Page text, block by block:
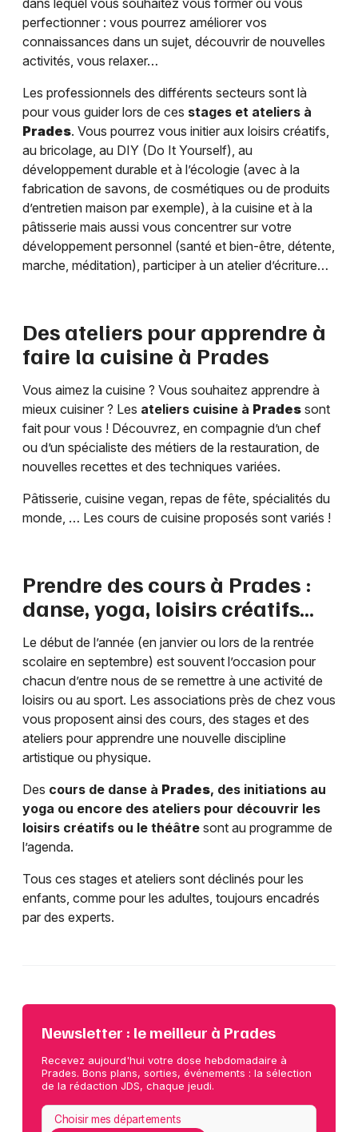
dans lequel vous souhaitez vous former ou vous
perfectionner : vous pourrez améliorer vos
connaissances dans un sujet, découvrir de nouvelles
activités, vous relaxer…
Les professionnels des différents secteurs sont là
pour vous guider lors de ces stages et ateliers à
Prades. Vous pourrez vous initier aux loisirs créatifs,
au bricolage, au DIY (Do It Yourself), au
développement durable et à l’écologie (avec à la
fabrication de savons, de cosmétiques ou de produits
d’entretien maison par exemple), à la cuisine et à la
pâtisserie mais aussi vous concentrer sur votre
développement personnel (santé et bien-être, détente,
marche, méditation), participer à un atelier d’écriture…
Des ateliers pour apprendre à
faire la cuisine à Prades
Vous aimez la cuisine ? Vous souhaitez apprendre à
mieux cuisiner ? Les ateliers cuisine à Prades sont
fait pour vous ! Découvrez, en compagnie d’un chef
ou d’un spécialiste des métiers de la restauration, de
nouvelles recettes et des techniques variées.
Pâtisserie, cuisine vegan, repas de fête, spécialités du
monde, … Les cours de cuisine proposés sont variés !
Prendre des cours à Prades :
danse, yoga, loisirs créatifs…
Le début de l’année (en janvier ou lors de la rentrée
scolaire en septembre) est souvent l’occasion pour
chacun d’entre nous de se remettre à une activité de
loisirs ou au sport. Les associations près de chez vous
vous proposent ainsi des cours, des stages et des
ateliers pour apprendre une nouvelle discipline
artistique ou physique.
Des cours de danse à Prades, des initiations au
yoga ou encore des ateliers pour découvrir les
loisirs créatifs ou le théâtre sont au programme de
l’agenda.
Tous ces stages et ateliers sont déclinés pour les
enfants, comme pour les adultes, toujours encadrés
par des experts.
Newsletter : le meilleur à Prades
Recevez aujourd'hui votre dose hebdomadaire à
Prades. Bons plans, sorties, événements : la sélection
de la rédaction JDS, chaque jeudi.
Choisir mes départements